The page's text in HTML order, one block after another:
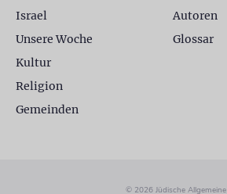
Israel
Unsere Woche
Kultur
Religion
Gemeinden
Autoren
Glossar
© 2026 Jüdische Allgemeine